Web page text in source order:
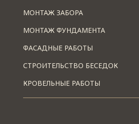
МОНТАЖ ЗАБОРА
МОНТАЖ ФУНДАМЕНТА
ФАСАДНЫЕ РАБОТЫ
СТРОИТЕЛЬСТВО БЕСЕДОК
КРОВЕЛЬНЫЕ РАБОТЫ